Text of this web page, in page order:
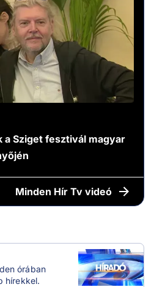
a Sziget fesztivál magyar
Minden Hír Tv videó
órában
hírekkel.